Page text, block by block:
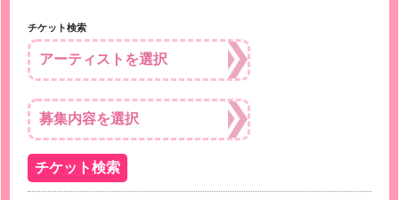
チケット検索